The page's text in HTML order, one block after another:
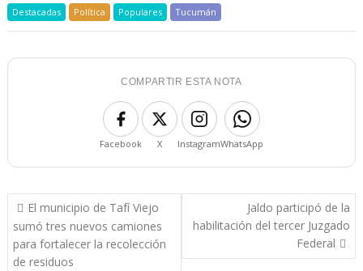
Destacadas Política Populares Tucumán
COMPARTIR ESTA NOTA
Facebook X InstagramWhatsApp
Navegación
de
entradas
El municipio de Tafí Viejo
sumó tres nuevos camiones
para fortalecer la recolección
de residuos
Jaldo participó de la
habilitación del tercer Juzgado
Federal